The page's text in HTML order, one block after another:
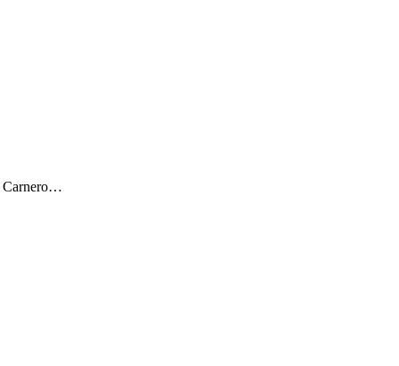
Carnero…